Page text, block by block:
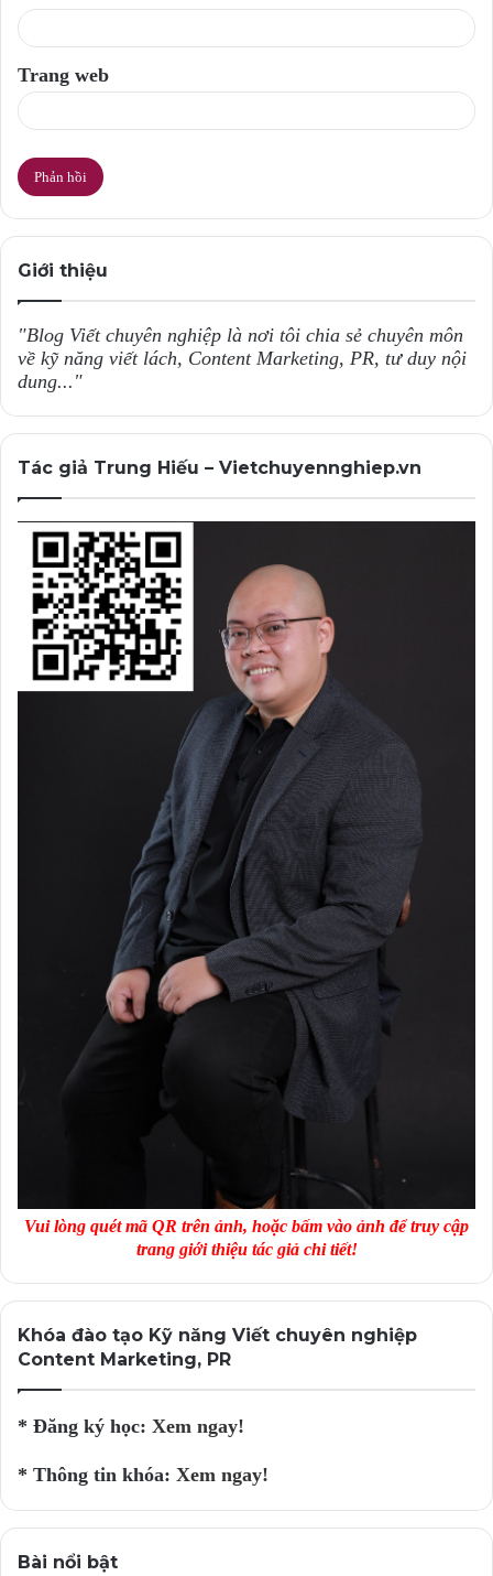
Trang web
Giới thiệu
"Blog Viết chuyên nghiệp là nơi tôi chia sẻ chuyên môn
về kỹ năng viết lách, Content Marketing, PR, tư duy nội
dung..."
Tác giả Trung Hiếu – Vietchuyennghiep.vn
Vui lòng quét mã QR trên ảnh, hoặc bấm vào ảnh để truy cập
trang giới thiệu tác giả chi tiết!
Khóa đào tạo Kỹ năng Viết chuyên nghiệp
Content Marketing, PR
* Đăng ký học: Xem ngay!
* Thông tin khóa: Xem ngay!
Bài nổi bật